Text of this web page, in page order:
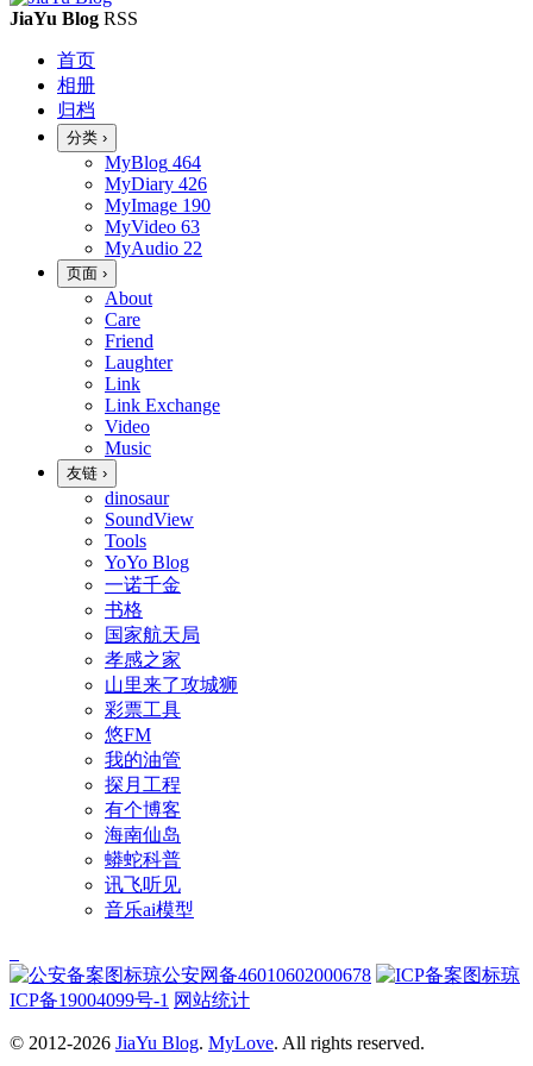
JiaYu Blog RSS
首页
相册
归档
分类 ›
MyBlog 464
MyDiary 426
MyImage 190
MyVideo 63
MyAudio 22
页面 ›
About
Care
Friend
Laughter
Link
Link Exchange
Video
Music
友链 ›
dinosaur
SoundView
Tools
YoYo Blog
一诺千金
书格
国家航天局
孝感之家
山里来了攻城狮
彩票工具
悠FM
我的油管
探月工程
有个博客
海南仙岛
蟒蛇科普
讯飞听见
音乐ai模型
琼公安网备46010602000678
琼
ICP备19004099号-1 网站统计
© 2012-2026 JiaYu Blog. MyLove. All rights reserved.